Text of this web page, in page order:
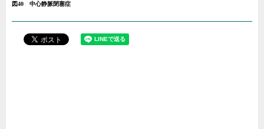
図40 中心静脈閉塞症